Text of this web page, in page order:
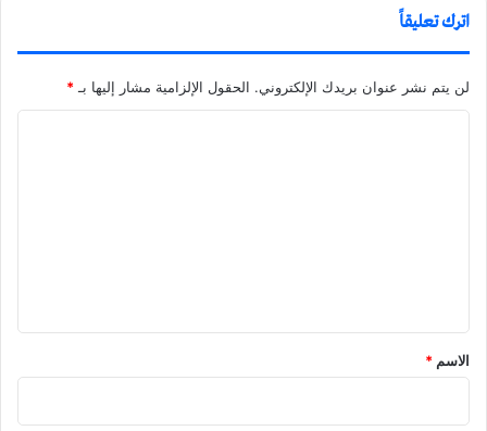
اترك تعليقاً
لن يتم نشر عنوان بريدك الإلكتروني. الحقول الإلزامية مشار إليها بـ *
الاسم *